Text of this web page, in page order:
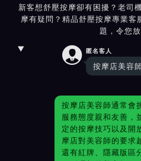
新客想舒壓按摩卻有困擾？老司
摩有疑問？精品舒壓按摩專業客
題，令您
 匿名客人
按摩店美容
按摩店美容師通常會
服務態度親和友善，
定的按摩技巧以及開
摩店對美容師的要求
還有紅牌、隱藏版區